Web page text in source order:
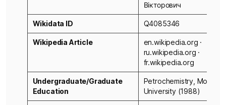
Вікторович
Wikidata ID Q4085346
Wikipedia Article
en.wikipedia.org ·
ru.wikipedia.org ·
fr.wikipedia.org
Undergraduate/Graduate
Education
Petrochemistry,
University (1988)